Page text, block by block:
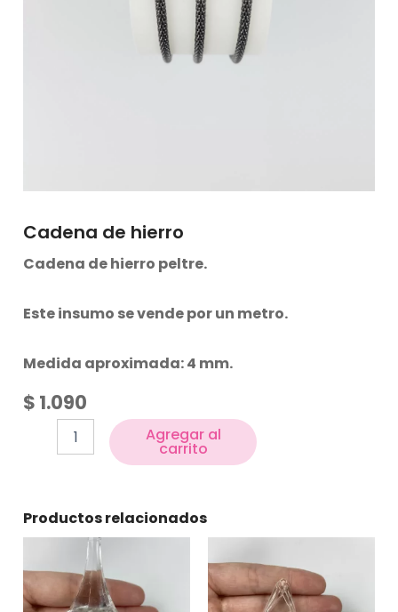
Cadena de hierro
Cadena de hierro peltre.
Este insumo se vende por un metro.
Medida aproximada: 4 mm.
$ 1.090
Agregar al
carrito
Productos relacionados